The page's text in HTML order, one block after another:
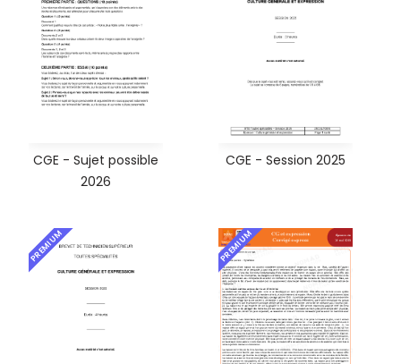
CGE - Sujet possible
2026
CGE - Session 2025
PREMIUM PREMIUM